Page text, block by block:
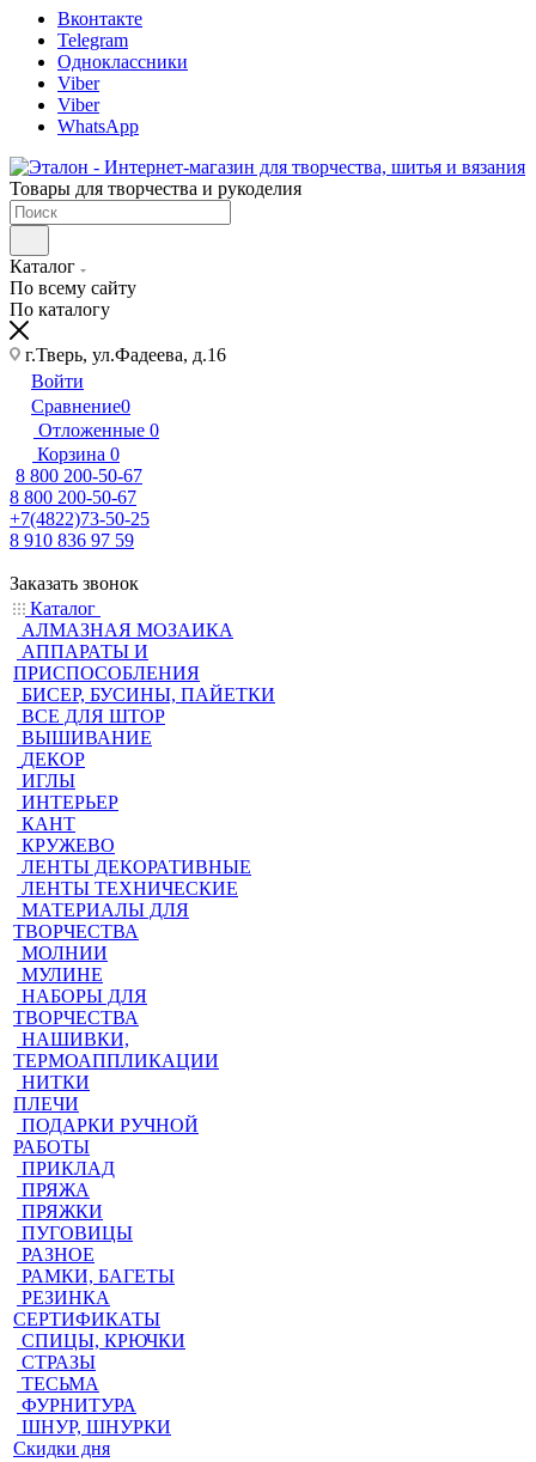
Вконтакте
Telegram
Одноклассники
Viber
Viber
WhatsApp
Товары для творчества и рукоделия
Каталог
По всему сайту
По каталогу
г.Тверь, ул.Фадеева, д.16
Войти
Сравнение0
Отложенные 0
Корзина 0
8 800 200-50-67
8 800 200-50-67
+7(4822)73-50-25
8 910 836 97 59
Заказать звонок
Каталог
АЛМАЗНАЯ МОЗАИКА
АППАРАТЫ И
ПРИСПОСОБЛЕНИЯ
БИСЕР, БУСИНЫ, ПАЙЕТКИ
ВСЕ ДЛЯ ШТОР
ВЫШИВАНИЕ
ДЕКОР
ИГЛЫ
ИНТЕРЬЕР
КАНТ
КРУЖЕВО
ЛЕНТЫ ДЕКОРАТИВНЫЕ
ЛЕНТЫ ТЕХНИЧЕСКИЕ
МАТЕРИАЛЫ ДЛЯ
ТВОРЧЕСТВА
МОЛНИИ
МУЛИНЕ
НАБОРЫ ДЛЯ
ТВОРЧЕСТВА
НАШИВКИ,
ТЕРМОАППЛИКАЦИИ
НИТКИ
ПЛЕЧИ
ПОДАРКИ РУЧНОЙ
РАБОТЫ
ПРИКЛАД
ПРЯЖА
ПРЯЖКИ
ПУГОВИЦЫ
РАЗНОЕ
РАМКИ, БАГЕТЫ
РЕЗИНКА
СЕРТИФИКАТЫ
СПИЦЫ, КРЮЧКИ
СТРАЗЫ
ТЕСЬМА
ФУРНИТУРА
ШНУР, ШНУРКИ
Скидки дня